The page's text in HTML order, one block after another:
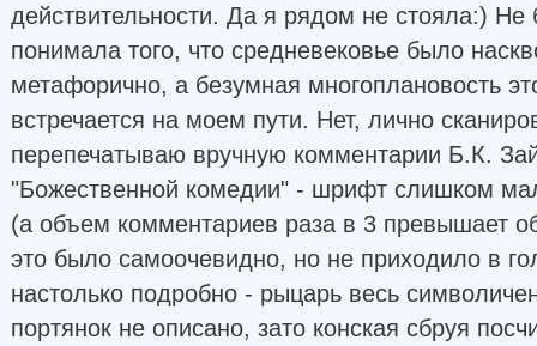
действительности. Да я рядом не стояла:) Не
понимала того, что средневековье было
метафорично, а безумная многоплановость
встречается на моем пути. Нет, лично
перепечатываю вручную комментарии Б.К.
"Божественной комедии" - шрифт слишком
(а объем комментариев раза в 3 превышает
это было самоочевидно, но не приходило в
настолько подробно - рыцарь весь
портянок не описано, зато конская сбруя